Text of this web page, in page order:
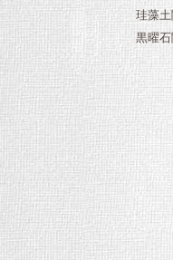
珪藻
黒曜